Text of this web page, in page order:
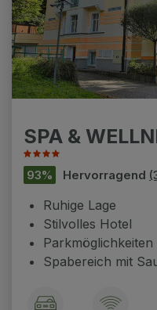
SPA &
93% Hervorragend
Ruhige Lage
Stilvolles Hotel
Parkmöglichkeiten
Spabereich mit